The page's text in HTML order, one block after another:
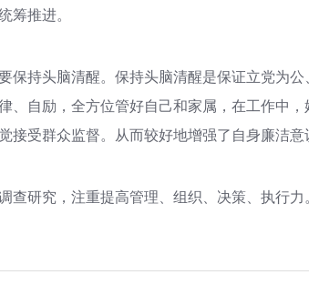
筹推进。
保持头脑清醒。保持头脑清醒是保证立党为
自励，全方位管好自己和家属，在工作中
受群众监督。从而较好地增强了自身廉洁意
研究，注重提高管理、组织、决策、执行力